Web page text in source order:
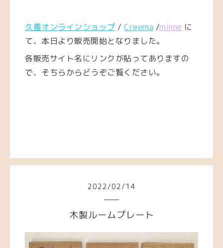
久善オンラインショップ / Creema /minne に
て、本日より販売開始となりました。
各販売サイト名にリンクが貼ってありますの
で、そちらからどうぞご覧ください。
2022/02/ 14
木製ルームプレート